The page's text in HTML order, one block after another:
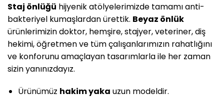
Staj önlüğü hijyenik atölyelerimizde tamamı anti-
bakteriyel kumaşlardan ürettik. Beyaz önlük
ürünlerimizin doktor, hemşire, stajyer, veteriner, diş
hekimi, öğretmen ve tüm çalışanlarımızın rahatlığını
ve konforunu amaçlayan tasarımlarla ile her zaman
sizin yanınızdayız.
Ürünümüz hakim yaka uzun modeldir.